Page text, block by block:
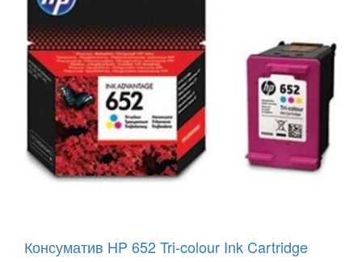
Консуматив HP 652 Tri-colour Ink Cartridge